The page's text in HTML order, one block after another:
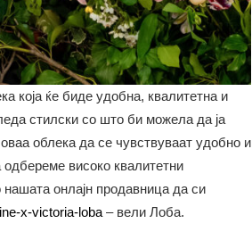
која ќе биде удобна, квалитетна и
стилски со што би можела да ја
облека да се чувствуваат удобно и
високо квалитетни
нашата онлајн продавница да си
x-victoria-loba– вели Лоба.